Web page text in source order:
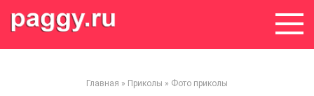
Главная » Приколы » Фото приколы